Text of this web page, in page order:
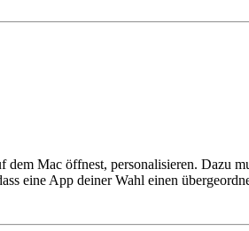
Mac öffnest, personalisieren. Dazu
eine App deiner Wahl einen